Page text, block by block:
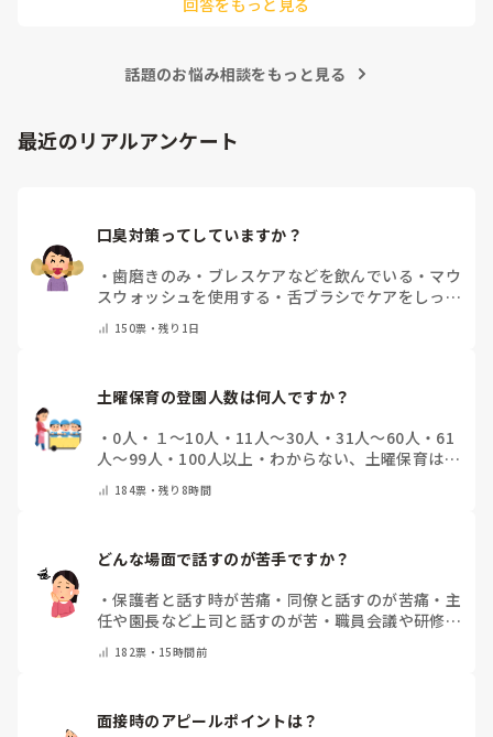
人前で弾くのも回数をこなすしかないかもです(^_^;)
話題のお悩み相談をもっと見る
最近のリアルアンケート
口臭対策ってしていますか？
・歯磨きのみ ・ ブレスケアなどを飲んでいる ・ マウ
スウォッシュを使用する ・ 舌ブラシでケアをしっか
の他(コメントで教えて下さい)
150票・残り1日
土曜保育の登園人数は何人ですか？
・ 0人 ・ １～10人 ・ 11人～30人 ・31人～60人 ・ 61
人～99人 ・ 100人以上 ・ わからない、土曜保育はな
184票・残り8時間
どんな場面で話すのが苦手ですか？
・保護者と話す時が苦痛 ・ 同僚と話すのが苦痛 ・ 主
任や園長など上司と話すのが苦 ・ 職員会議や研修場
他(コメントで教えてください)
182票・ 15時間前
面接時のアピールポイントは？